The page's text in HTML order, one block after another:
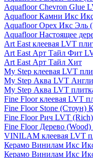
Aquafloor Chevron Glue
Aquafloor Камни Икс
Aquafloor Орех Икс Эль
Aquafloor Настоящее
Art East клеевая LVT
Art East Арт Тайл Фит
Art East Арт Тайл Хит
My Step клеевая LVT
My Step Аква LVT
My Step Аква LVT
Fine Floor клеевая LVT
Fine Floor Stone (Стоун)
Fine Floor Рич LVT (Rich)
Fine Floor Дерево
VINILAM клеевая LVT
Керамо Винилам Икс
Керамо Винилам Икс